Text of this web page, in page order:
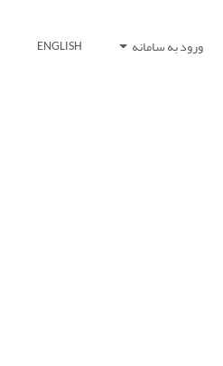
ورود به سامانه ENGLISH